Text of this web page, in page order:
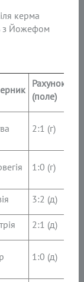
керма
з Йожефом
Рахунок
(поле)
2:1 (г)
1:0 (г)
3:2 (д)
2:1 (д)
1:0 (д)